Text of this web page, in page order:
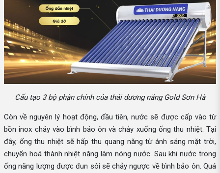
Cấu tạo 3 bộ phận chính của thái dương năng Gold Sơn Hà
Còn về nguyên lý hoạt động, đầu tiên, nước sẽ được cấp vào từ
bồn inox chảy vào bình bảo ôn và chảy xuống ống thu nhiệt. Tại
đây, ống thu nhiệt sẽ hấp thu quang năng từ ánh sáng mặt trời,
chuyển hoá thành nhiệt năng làm nóng nước. Sau khi nước trong
ống năng lượng được đun sôi sẽ chảy ngược về bình bảo ôn. Quá